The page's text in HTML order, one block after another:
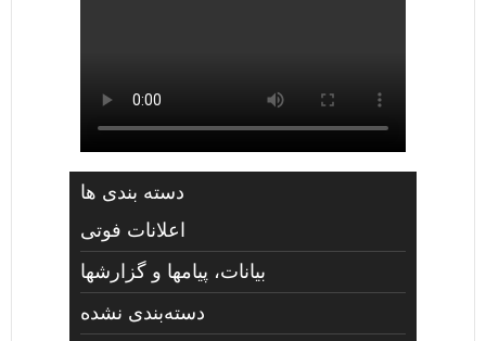
دسته بندی ها
اعلانات فوتی
بیانات، پیامها و گزارشها
دسته‌بندی نشده